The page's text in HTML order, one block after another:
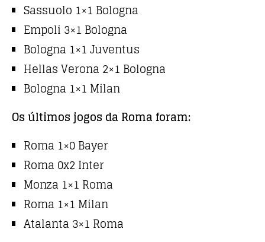
Sassuolo 1×1 Bologna
Empoli 3×1 Bologna
Bologna 1×1 Juventus
Hellas Verona 2×1 Bologna
Bologna 1×1 Milan
Os últimos jogos da Roma foram:
Roma 1×0 Bayer
Roma 0x2 Inter
Monza 1×1 Roma
Roma 1×1 Milan
Atalanta 3×1 Roma